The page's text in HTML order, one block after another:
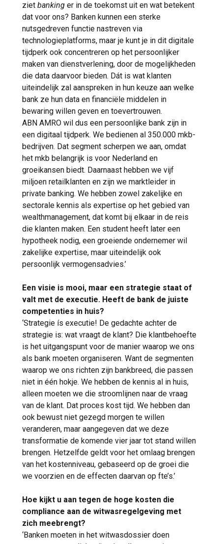
ziet banking er in de toekomst uit en wat betekent
dat voor ons? Banken kunnen een sterke
nutsgedreven functie nastreven via
technologieplatforms, maar je kunt je in dit digitale
tijdperk ook concentreren op het persoonlijker
maken van dienstverlening, door de mogelijkheden
die data daarvoor bieden. Dát is wat klanten
uiteindelijk zal aanspreken in hun keuze aan welke
bank ze hun data en financiële middelen in
bewaring willen geven en toevertrouwen.
ABN AMRO wil dus een persoonlijke bank zijn in
een digitaal tijdperk. We bedienen al 350.000 mkb-
bedrijven. Dat segment scherpen we aan, omdat
het mkb belangrijk is voor Nederland en
groeikansen biedt. Daarnaast hebben we vijf
miljoen retailklanten en zijn we marktleider in
private banking. We hebben zowel zakelijke en
sectorale kennis als expertise op het gebied van
wealthmanagement, dat komt bij elkaar in de reis
die klanten maken. Een student heeft later een
hypotheek nodig, een groeiende ondernemer wil
zakelijke expertise, maar uiteindelijk ook
persoonlijk vermogensadvies.’
Een visie is mooi, maar een strategie staat of
valt met de executie. Heeft de bank de juiste
competenties in huis?
‘Strategie ís executie! De gedachte achter de
strategie is: wat vraagt de klant? Die klantbehoefte
is het uitgangspunt voor de manier waarop we ons
als bank moeten organiseren. Want de segmenten
waarop we ons richten zijn bankbreed, die passen
niet in één hokje. We hebben de kennis al in huis,
alleen moeten we die stroomlijnen naar de vraag
van de klant. Dat proces kost tijd. We hebben dan
ook bewust niet gezegd morgen te willen
veranderen, maar aangegeven dat we deze
transformatie de komende vier jaar tot stand willen
brengen. Hetzelfde geldt voor het omlaag brengen
van het kostenniveau, gebaseerd op de groei die
we voorzien en de effecten daarvan op fte’s.’
Hoe kijkt u aan tegen de hoge kosten die
compliance aan de witwasregelgeving met
zich meebrengt?
‘Banken moeten in het witwasdossier doen